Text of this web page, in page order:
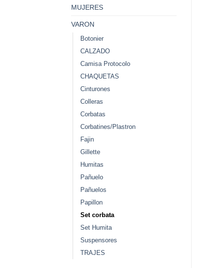
MUJERES
VARON
Botonier
CALZADO
Camisa Protocolo
CHAQUETAS
Cinturones
Colleras
Corbatas
Corbatines/Plastron
Fajin
Gillette
Humitas
Pañuelo
Pañuelos
Papillon
Set corbata
Set Humita
Suspensores
TRAJES